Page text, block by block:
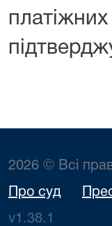
2026 © Всі
Про суд
v1.38.1